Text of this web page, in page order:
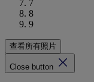
7
8
9
查看所有照片
Close button